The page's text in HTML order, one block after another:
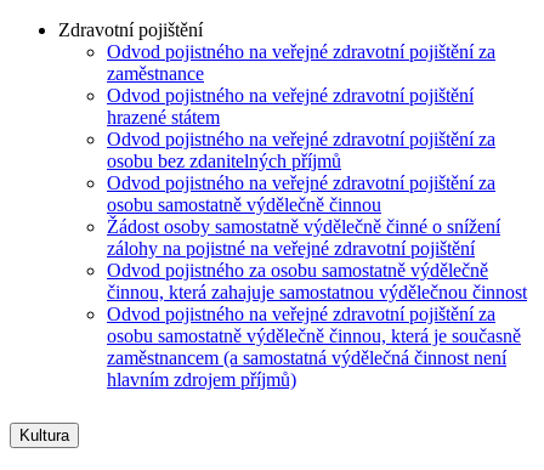
Zdravotní pojištění
Odvod pojistného na veřejné zdravotní pojištění za
zaměstnance
Odvod pojistného na veřejné zdravotní pojištění
hrazené státem
Odvod pojistného na veřejné zdravotní pojištění za
osobu bez zdanitelných příjmů
Odvod pojistného na veřejné zdravotní pojištění za
osobu samostatně výdělečně činnou
Žádost osoby samostatně výdělečně činné o snížení
zálohy na pojistné na veřejné zdravotní pojištění
Odvod pojistného za osobu samostatně výdělečně
činnou, která zahajuje samostatnou výdělečnou činnost
Odvod pojistného na veřejné zdravotní pojištění za
osobu samostatně výdělečně činnou, která je současně
zaměstnancem (a samostatná výdělečná činnost není
hlavním zdrojem příjmů)
Kultura